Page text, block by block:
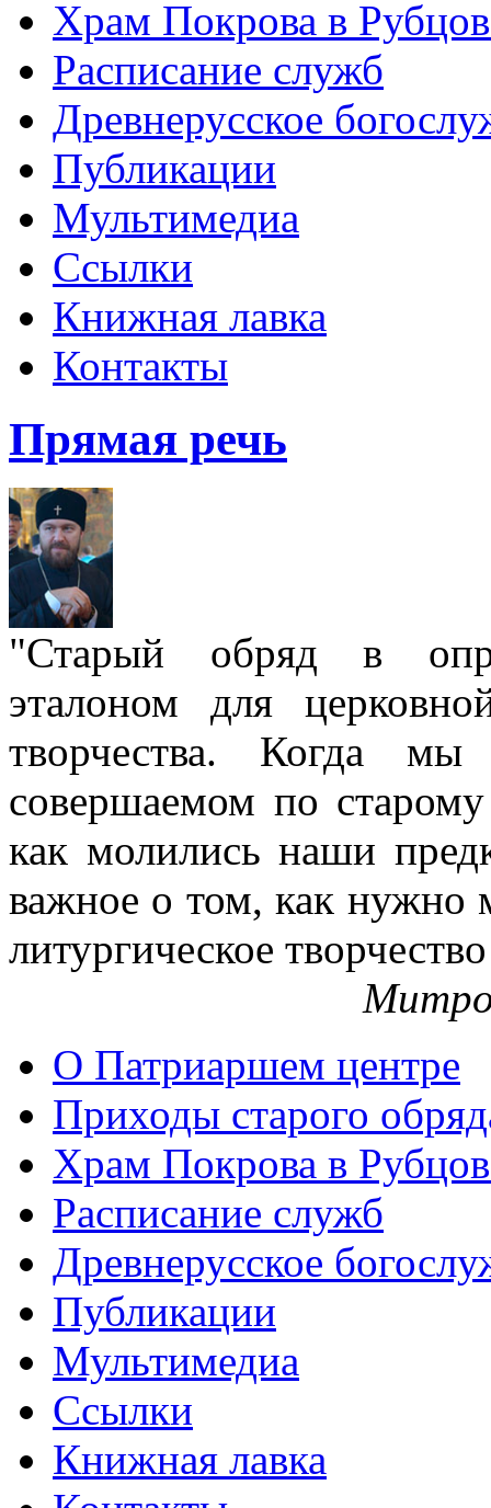
Храм Покрова в
Расписание служб
Древнерусское
Публикации
Мультимедиа
Ссылки
Книжная лавка
Контакты
Прямая речь
"Старый обряд в
эталоном для
творчества. Когда мы
совершаемом по
как молились наши
важное о том, как нужно
литургическое
О Патриаршем центре
Приходы старого
Храм Покрова в
Расписание служб
Древнерусское
Публикации
Мультимедиа
Ссылки
Книжная лавка